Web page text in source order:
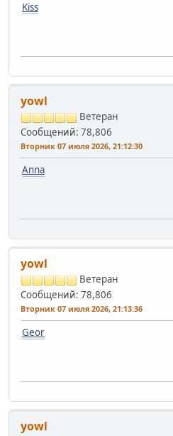
Kiss
yowl
Ветеран
Сообщений: 78,806
Вторник 07 июля 2026, 21:12:30
Anna
yowl
Ветеран
Сообщений: 78,806
Вторник 07 июля 2026, 21:13:36
Geor
yowl